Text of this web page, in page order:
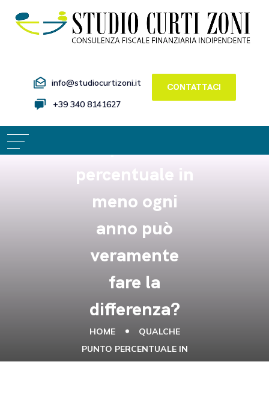
info@studiocurtizoni.it
+39 340 8141627
CONTATTACI
Qualche
percentuale in
meno ogni
anno può
veramente
fare la
differenza?
HOME
QUALCHE
PUNTO PERCENTUALE IN